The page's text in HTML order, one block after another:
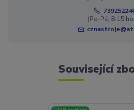
(Po-Pá, 8-15
Související